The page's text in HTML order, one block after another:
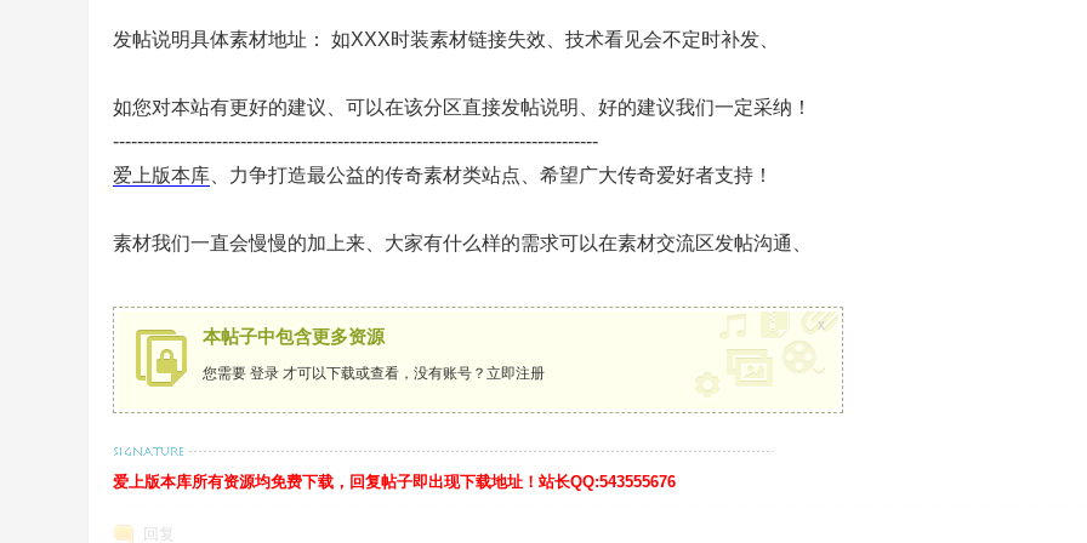
发帖说明具体素材地址： 如XXX时装素材链接失效、技术看见会不定时补发、
如您对本站有更好的建议、可以在该分区直接发帖说明、好的建议我们一定采纳！
--------------------------------------------------------------------------------
爱上版本库 、力争打造最公益的传奇素材类站点、希望广大传奇爱好者支持！
素材我们一直会慢慢的加上来、大家有什么样的需求可以在素材交流区发帖沟通、
本帖子中包含更多资源
您需要 登录 才可以下载或查看，没有账号？ 立即注册
x
爱上版本库所有资源均免费下载，回复帖子即出现下载地址！站长QQ:543555676
回复